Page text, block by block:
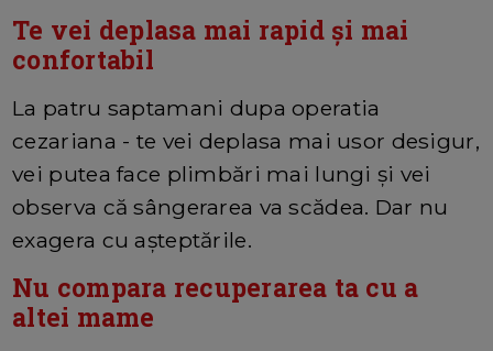
Te vei deplasa mai rapid și mai
confortabil
La patru saptamani dupa operatia
cezariana - te vei deplasa mai usor desigur,
vei putea face plimbări mai lungi și vei
observa că sângerarea va scădea. Dar nu
exagera cu așteptările.
Nu compara recuperarea ta cu a
altei mame